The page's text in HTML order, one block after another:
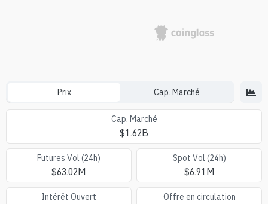
Prix Cap. Marché
Cap. Marché
$1.62B
Futures Vol (24h)
$63.02M
Spot Vol (24h)
$6.91M
Intérêt Ouvert Offre en circulation